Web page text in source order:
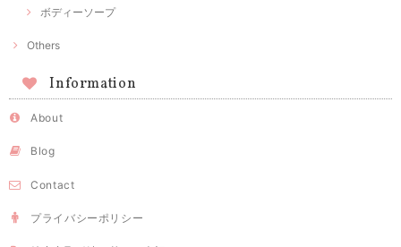
ボディーソープ
Others
Information
About
Blog
Contact
プライバシーポリシー